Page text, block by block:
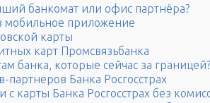
банкомат или офис партнёра?
мобильное приложение
карты
карт Промсвязьбанка
банка, которые сейчас за границей?
партнеров Банка Росгосстрах
с карты Банка Росгосстрах без